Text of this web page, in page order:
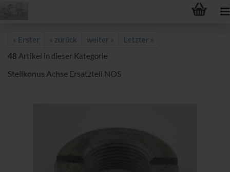
« Erster « zurück weiter »
Letzter »
48 Artikel in dieser Kategorie
Stellkonus Achse Ersatzteil NOS